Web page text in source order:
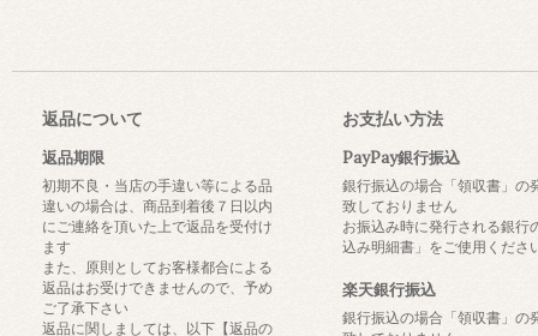
返品について
返品期限
初期不良・当店の手違い等による品
違いの場合は、商品到着後７日以内
にご連絡を頂いた上で返品を受付け
ます
また、原則としてお客様都合による
返品はお受けできませんので、予め
ご了承下さい
返品に関しましては、以下【返品の
お支払い方法
PayPay銀行振込
銀行振込の場合「領収書」の
致しておりません
お振込み時に発行される銀行
込み明細書」をご使用くださ
楽天銀行振込
銀行振込の場合「領収書」の